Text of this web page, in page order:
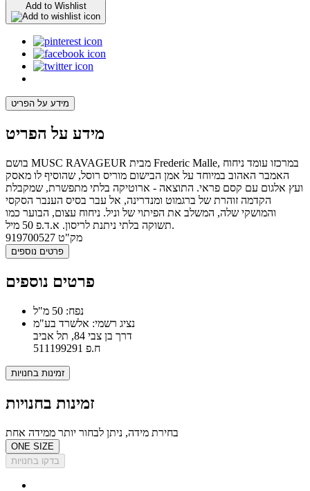
Add to Wishlist
מידע על הפריט
מידע על הפריט
בושם MUSC RAVAGEUR מבית Frederic Malle, במרכזו עומד ניחוח
האמבר האהוב במיוחד על אמן הבישום מוריס רוסל, שהוסיף לו מאסק
ועץ אלגום עם קסם פראי. התוצאה - ארוטיקה בלתי מתפשרת, שמקבלת
הקדמה זוהרת של ברגמוט ומנדרינה, אל עבר בסיס הענבר הסקסי
והמושקי שלה, המשלב את הפיתוי של וניל. ניחוח עצום, הבוער כמו
תשוקה בלתי ניתנת לריסון. א.ד.פ 50 מיל.
מק"ט 919700527
פרטים נוספים
פרטים נוספים
נפח: 50 מ"ל
נציג רשמי: אלשרד בע"מ
דרך בן צבי 84, תל אביב
ח.פ 511199291
זמינות בחנויות
זמינות בחנויות
בחירת מידה, ניתן לבחור יותר ממידה אחת
ONE SIZE
בדקו בחנויות